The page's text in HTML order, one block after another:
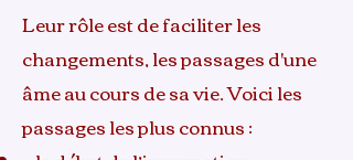
Leur rôle est de faciliter les
changements, les passages d'une
âme au cours de sa vie. Voici les
passages les plus connus :